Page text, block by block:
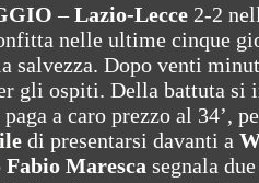
–Lazio-Lecce 2-2
nelle ultime cinque
salvezza. Dopo venti
gli ospiti. Della battuta si
a caro prezzo al 34’,
di presentarsi davanti a
Fabio Maresca segnala